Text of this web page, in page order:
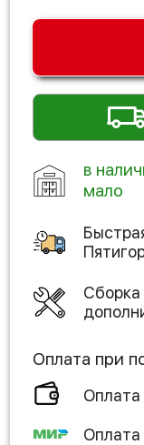
в
мало
Сборка
Оплата при
Оплата